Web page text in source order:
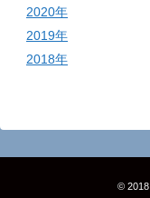
2020年
2019年
2018年
© 2018